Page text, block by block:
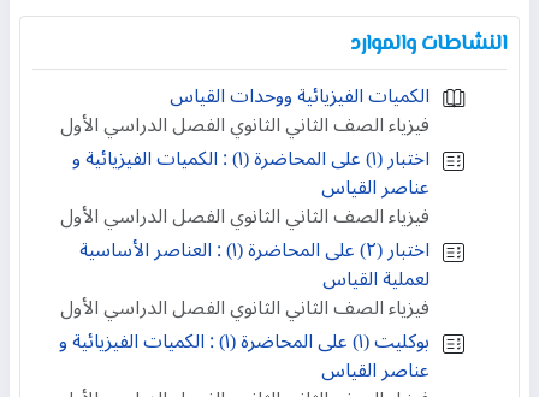
النشاطات والموارد
الكميات الفيزيائية ووحدات القياس
فيزياء الصف الثاني الثانوي الفصل الدراسي الأول
اختبار (١) على المحاضرة (١) : الكميات الفيزيائية و
عناصر القياس
فيزياء الصف الثاني الثانوي الفصل الدراسي الأول
اختبار (۲) على المحاضرة (١) : العناصر الأساسية
لعملية القياس
فيزياء الصف الثاني الثانوي الفصل الدراسي الأول
بوكليت (١) على المحاضرة (١) : الكميات الفيزيائية و
عناصر القياس